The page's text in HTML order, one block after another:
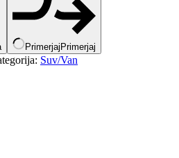
Primerjaj Primerjaj
Suv/Van